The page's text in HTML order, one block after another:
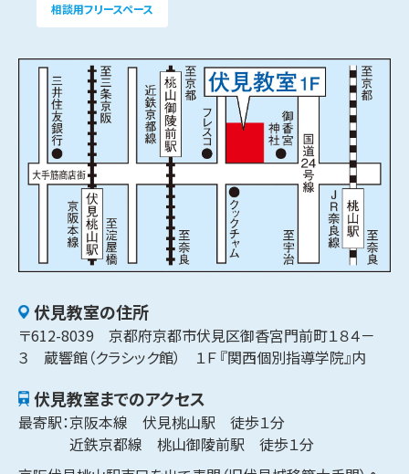
相談用フリースペース
伏見​教室の住所
〒612-8039 京都府京都市伏見区御香宮門前町１８４－
３
蔵響館（クラシック館） １Ｆ 『関西個別指導学院』内
伏見​教室までのアクセス
最寄駅：京阪本線　伏見桃山駅　徒歩１分
近鉄京都線　桃山御陵前駅　徒歩１分